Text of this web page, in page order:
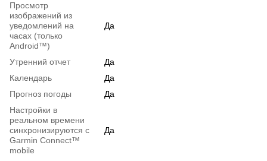
Просмотр
изображений из
уведомлений на
часах (только
Android™)
Да
Утренний отчет
Да
Календарь
Да
Прогноз погоды
Да
Настройки в
реальном времени
синхронизируются с
Garmin Connect™
mobile
Да